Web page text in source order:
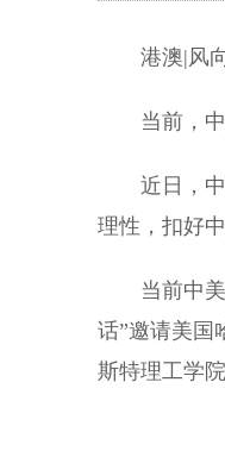
港澳|风向
当前，中
近日，中
理性，扣好
当前中美
话”邀请美国
斯特理工学